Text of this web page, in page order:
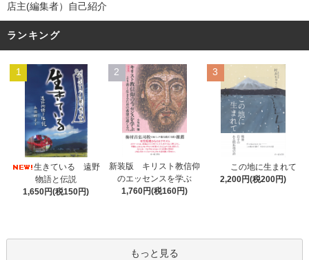
店主(編集者）自己紹介
ランキング
1
生きている 遠野
物語と伝説
1,650円(税150円)
2
新装版 キリスト教信仰
のエッセンスを学ぶ
1,760円(税160円)
3
この地に生まれて
2,200円(税200円)
もっと見る